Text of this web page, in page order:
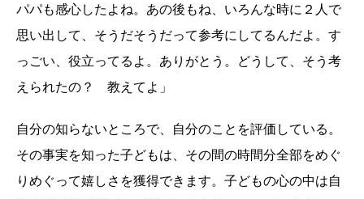
パパも感心したよね。あの後もね、いろんな時に２人で
思い出して、そうだそうだって参考にしてるんだよ。す
っごい、役立ってるよ。ありがとう。どうして、そう考
えられたの？ 教えてよ」
自分の知らないところで、自分のことを評価している。
その事実を知った子どもは、その間の時間分全部をめぐ
りめぐって嬉しさを獲得できます。子どもの心の中は自